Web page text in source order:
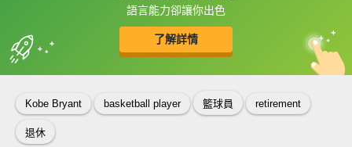
語言能力卻讓你出色
了解詳情
收錄佳句 中
英
Kobe Bryant basketball player 籃球員 retirement
退休